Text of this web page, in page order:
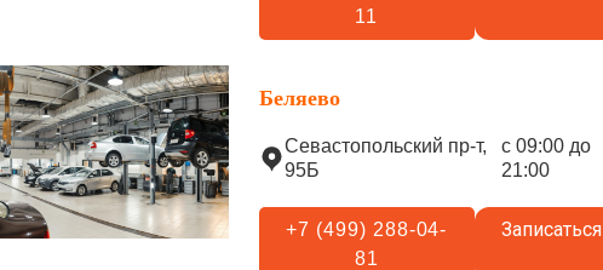
11
Беляево
Севастопольский пр-т,
95Б
с 09:00 до
21:00
+7 (499) 288-04-
81
Записаться